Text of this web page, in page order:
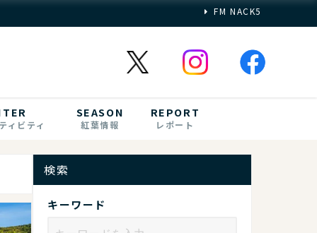
FM NACK5
ィビティ
SEASON
紅葉情報
REPORT
レポート
検索
キーワード